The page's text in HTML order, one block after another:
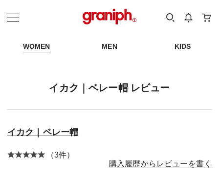
カテゴリーから探す
WOMEN MEN KIDS
イカク｜ベレー帽 レビュー
イカク｜ベレー帽
（3件）
購入履歴からレビューを書く